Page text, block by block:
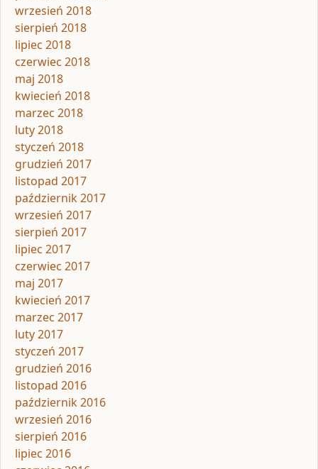
wrzesień 2018
sierpień 2018
lipiec 2018
czerwiec 2018
maj 2018
kwiecień 2018
marzec 2018
luty 2018
styczeń 2018
grudzień 2017
listopad 2017
październik 2017
wrzesień 2017
sierpień 2017
lipiec 2017
czerwiec 2017
maj 2017
kwiecień 2017
marzec 2017
luty 2017
styczeń 2017
grudzień 2016
listopad 2016
październik 2016
wrzesień 2016
sierpień 2016
lipiec 2016